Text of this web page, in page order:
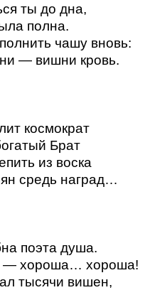
ты до дна,
полна.
чашу вновь:
— вишни кровь.
космократ
Брат
из воска
средь наград…
поэта душа.
— хороша… хороша!
тысячи вишен,